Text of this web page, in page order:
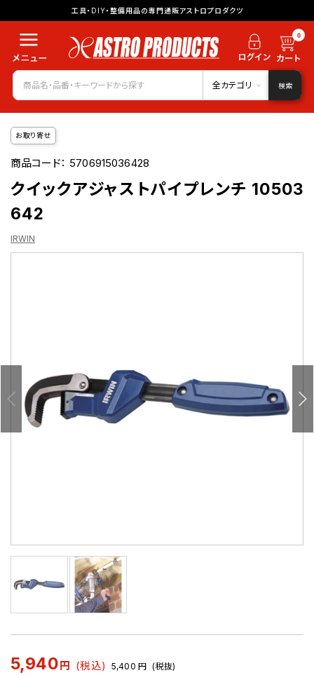
工具・DIY・整備用品の専門通販アストロプロダクツ
0
全カテゴリ 検索
お取り寄せ
商品コード： 5706915036428
クイックアジャストパイプレンチ 10503
642
IRWIN
5,940 円 (税込) 5,400 円 (税抜)